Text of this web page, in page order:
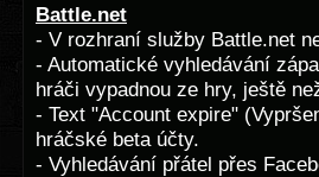
Battle.net
- V rozhraní služby Battle.net
- Automatické vyhledávání
hráči vypadnou ze hry, ještě
- Text "Account expire"
hráčské beta účty.
- Vyhledávání přátel přes